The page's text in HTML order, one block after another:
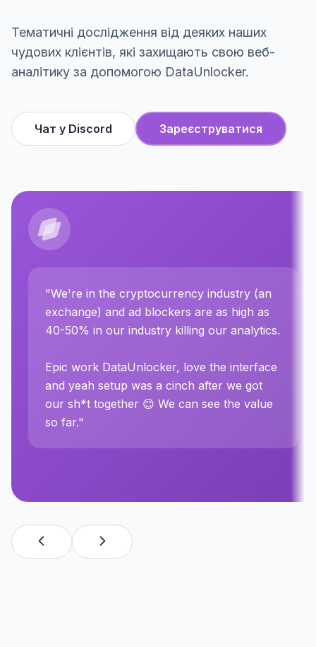
Тематичні дослідження від деяких наших
чудових клієнтів, які захищають свою веб-
аналітику за допомогою DataUnlocker.
Чат у Discord Зареєструватися
"We're in the cryptocurrency industry (an
exchange) and ad blockers are as high as
40-50% in our industry killing our analytics.
Epic work DataUnlocker, love the interface
and yeah setup was a cinch after we got
our sh*t together 😊 We can see the value
so far."